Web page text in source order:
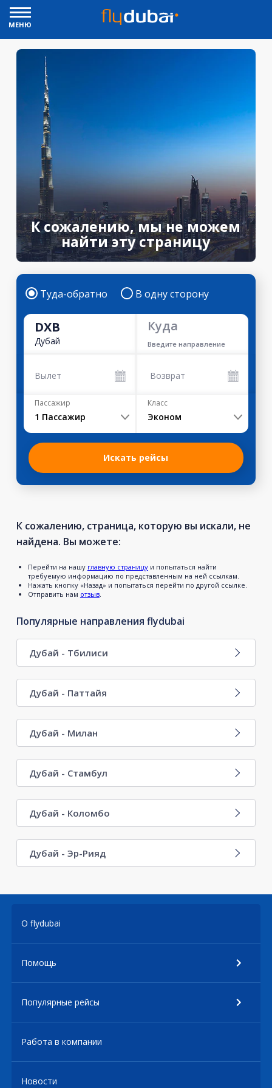
МЕНЮ
К сожалению, мы не можем
найти эту страницу
Туда-обратно В одну сторону
DXB
Дубай
Куда
Введите направление
Вылет Возврат
Пассажир
1 Пассажир
Класс
Эконом
Искать рейсы
К сожалению, страница, которую вы искали, не
найдена. Вы можете:
Перейти на нашу главную страницуи попытаться найти
требуемую информацию по представленным на ней ссылкам.
Нажать кнопку «Назад» и попытаться перейти по другой ссылке.
Отправить нам отзыв.
Популярные направления flydubai
Дубай - Тбилиси
Дубай - Паттайя
Дубай - Милан
Дубай - Стамбул
Дубай - Коломбо
Дубай - Эр-Рияд
О flydubai
Помощь
Популярные рейсы
Работа в компании
Новости